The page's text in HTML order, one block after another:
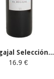
Selección...
16.9 €